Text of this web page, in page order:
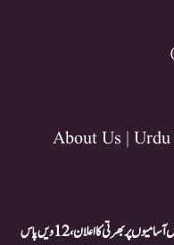
About Us |
IOCL میں 433 اپرنٹس آسامیوں پر بھرتی کا اعلان، 12ویں پاس